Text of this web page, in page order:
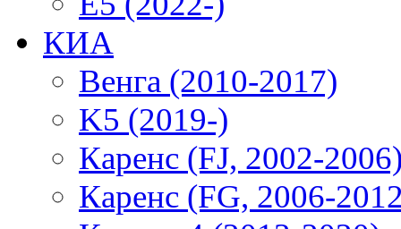
КИА
Венга (2010-2017)
K5 (2019-)
Каренс (FJ, 2002-
Каренс (FG, 2006-